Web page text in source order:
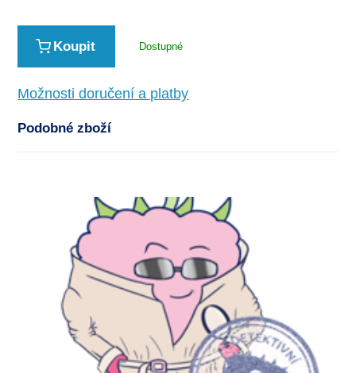
Koupit Dostupné
Možnosti doručení a platby
Podobné zboží